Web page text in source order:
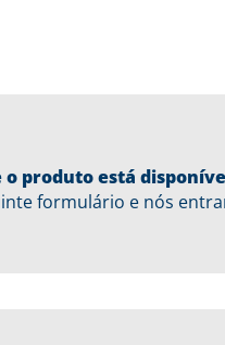
o produto está
formulário e nós